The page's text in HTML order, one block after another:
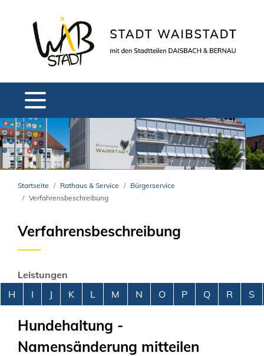
Startseite Rathaus & Service
Bürgerservice
Verfahrensbeschreibung
Verfahrensbeschreibung
Leistungen
Alphabetisches Register überspringen
H I J K L M N O P Q R S
Hundehaltung -
Namensänderung mitteilen